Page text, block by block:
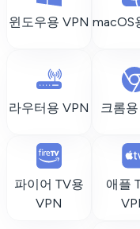
윈도우용 VPN macOS
라우터용 VPN 크롬
파이어 TV용
VPN
애플